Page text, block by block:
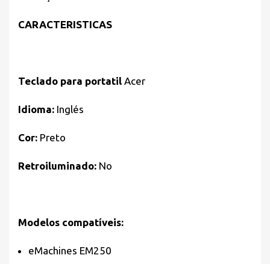
CARACTERISTICAS
Teclado para portatil Acer
Idioma: Inglés
Cor: Preto
Retroiluminado: No
Modelos compatíveis:
eMachines EM250